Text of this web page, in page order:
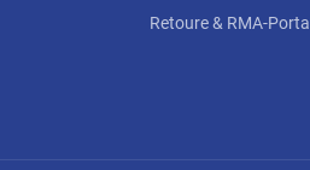
Retoure & RMA-Portal